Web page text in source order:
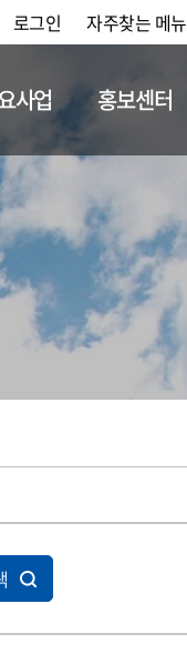
로그인 자주찾는 메뉴
사업 홍보센터